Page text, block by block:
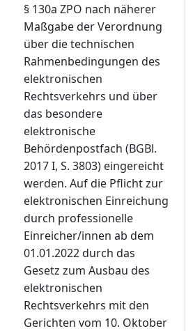
§ 130a ZPO nach näherer
Maßgabe der Verordnung
über die technischen
Rahmenbedingungen des
elektronischen
Rechtsverkehrs und über
das besondere
elektronische
Behördenpostfach (BGBl.
2017 I, S. 3803) eingereicht
werden. Auf die Pflicht zur
elektronischen Einreichung
durch professionelle
Einreicher/innen ab dem
01.01.2022 durch das
Gesetz zum Ausbau des
elektronischen
Rechtsverkehrs mit den
Gerichten vom 10. Oktober